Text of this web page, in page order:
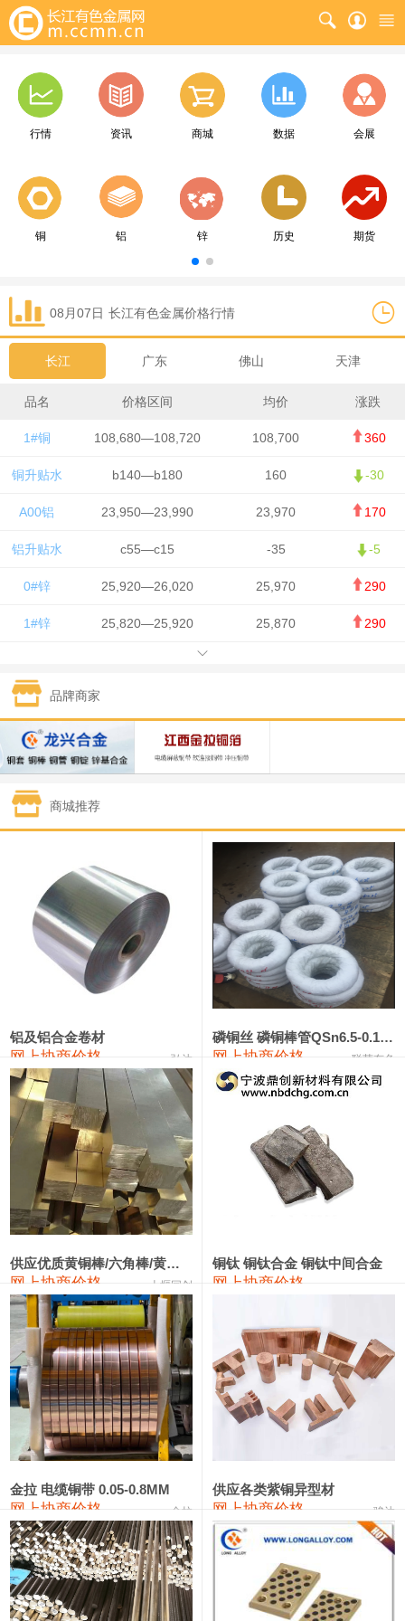
行情 资讯 商城 数据 会展
铜 铝 锌 历史 期货
08月07日 长江有色金属价格行情
长江 广东 佛山 天津
品名 价格区间 均价 涨跌
1#铜 108,680—108,720 108,700 360
铜升贴水 b140—b180 160 -30
A00铝 23,950—23,990 23,970 170
铝升贴水 c55—c15 -35 -5
0#锌 25,920—26,020 25,970 290
1#锌 25,820—25,920 25,870 290
1#锡 434,000—436,000
1#镍 129,550—130,750
1#白银 15,100—15,110 15,105 -70
钯金
331,000 -10,000
89,000—95,000 92,000 1,000
2#锑 85,000—91,000 88,000 1,000
1#镁 17,000—18,000 17,500 0
18,900—19,100 19,000 100
1#电解锰(99.7%袋装) 18,000—18,200 18,100 100
1#铬 60,000—82,000
553#硅 9,300—9,500
441#硅 9,600—9,800 9,700
3303#硅 10,300—10,500 10,400
2202#硅 14,100—14,300
金属硅3303#-2202# 10,400—14,200 12,300 0
漆包线 111,970—115,970 113,970
磷铜合金 110,800—117,600 114,200 400
无氧铜丝(硬) 109,710—110,010 109,860
R410A专用紫铜管 113,700—113,700
铸造铝合金锭(A380） 26,300—26,500 26,400 100
铝合金ADC12 24,200—24,400 100
铸造铝合金锭(ZL102) 24,300—24,500 24,400
品牌商家
商城推荐
铝及铝合金卷材
网上协商价格 弘达
磷铜丝 磷铜棒管QSn6.5-0.1 7-0.2 8-0.3
网上协商价格 联荣有色
供应优质黄铜棒/六角棒/黄铜方板
网上协商价格 十堰同创
铜钛 铜钛合金 铜钛中间合金
网上协商价格
金拉 电缆铜带 0.05-0.8MM
网上协商价格 金拉
供应各类紫铜异型材
网上协商价格 骏达